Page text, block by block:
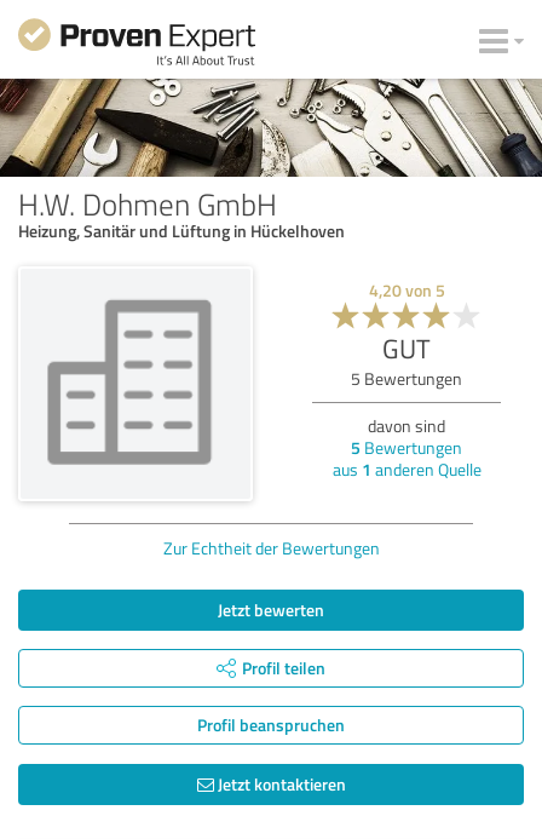
H.W. Dohmen GmbH
Heizung, Sanitär und Lüftung in Hückelhoven
4,20von 5
GUT
5 Bewertungen
davon sind
5 Bewertungen
aus 1 anderen Quelle
Zur Echtheit der Bewertungen
Jetzt bewerten
Profil teilen
Profil beanspruchen
Jetzt kontaktieren